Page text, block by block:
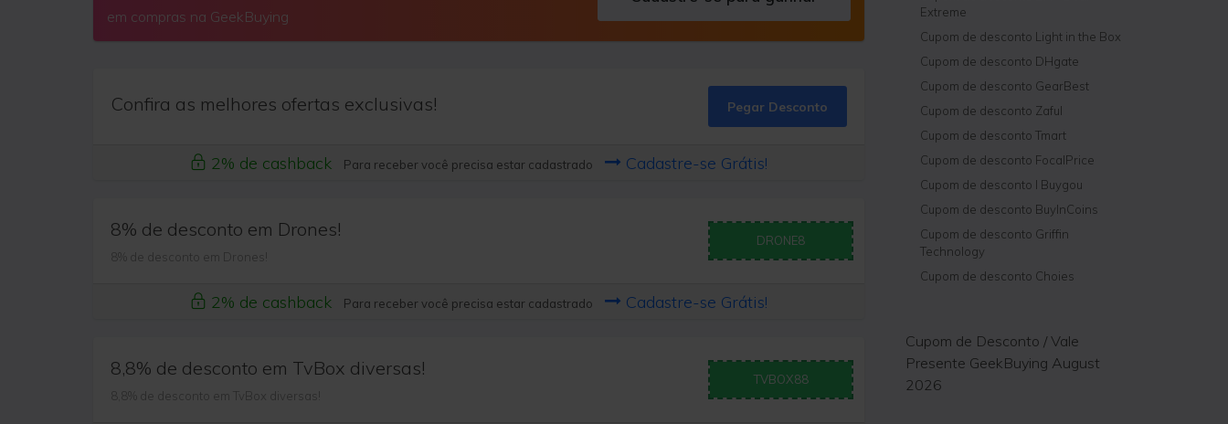
em compras na GeekBuying
Confira as melhores ofertas exclusivas! Pegar Desconto
2% de cashback Para receber você precisa estar cadastrado Cadastre-se Grátis!
8% de desconto em Drones!
8% de desconto em Drones!
DRONE8
2% de cashback Para receber você precisa estar cadastrado Cadastre-se Grátis!
8,8% de desconto em TvBox diversas!
8,8% de desconto em TvBox diversas!
TVBOX88
Extreme
Cupom de desconto Light in the Box
Cupom de desconto DHgate
Cupom de desconto GearBest
Cupom de desconto Zaful
Cupom de desconto Tmart
Cupom de desconto FocalPrice
Cupom de desconto I Buygou
Cupom de desconto BuyInCoins
Cupom de desconto Griffin
Technology
Cupom de desconto Choies
Cupom de Desconto / Vale
Presente GeekBuying August
2026